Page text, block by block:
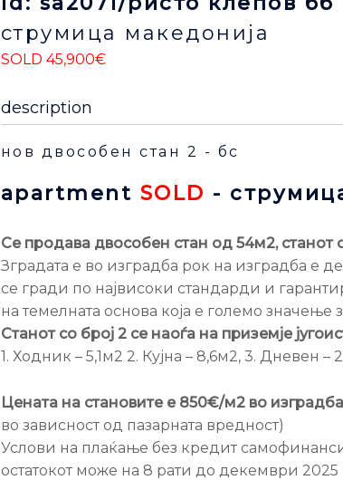
струмица македонија
SOLD 45,900€
description
нов двособен стан 2 - бс
apartment SOLD -
Се продава двособен стан од 54м2, станот
Зградата е во изградба рок на изградба е
се гради по највисоки стандарди и
на темелната основа која е големо значење
Станот со број 2 се наоѓа на приземје
1. Ходник – 5,1м2 2. Кујна – 8,6м2, 3. Дневен
Цената на становите е 850€/м2 во
во зависност од пазарната вредност)
Услови на плаќање без кредит
остатокот може на 8 рати до декември 2025